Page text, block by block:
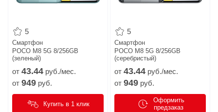
5
Смартфон
POCO M8 5G 8/256GB
(зеленый)
от 43.44 руб./мес.
от 949 руб.
Купить в 1 клик
5
Смартфон
POCO M8 5G 8/256GB
(серебристый)
от 43.44 руб./мес.
от 949 руб.
Оформить
предзаказ